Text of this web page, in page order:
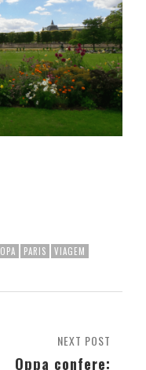
PARIS VIAGEM
NEXT POST
Oppa confere: